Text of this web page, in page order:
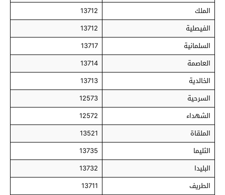
الملك
13712
الفيصلية
13712
السلمانية
13717
العاصمة
13714
الخالدية
13713
السرحية
12573
الشهداء
12572
الملقاة
13521
الثليما
13735
البليدا
13732
الطريف
13711